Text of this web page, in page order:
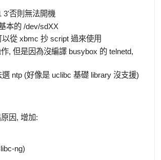
3'否則無法開機
本的 /dev/sdXX
從 xbmc 抄 script 過來使用
, 但是因為沒編譯 busybox 的 telnetd,
ntp (好像是 uclibc 基礎 library 沒支援)
因, 增加:
ng)